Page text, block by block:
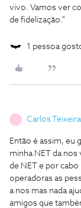
vivo. Vamos ver
de fidelização."
1 pessoa
C Carlos Teixeira
Então é assim, eu
minha NET da
de NET e por
operadoras as
a nos mas nada
amigos que